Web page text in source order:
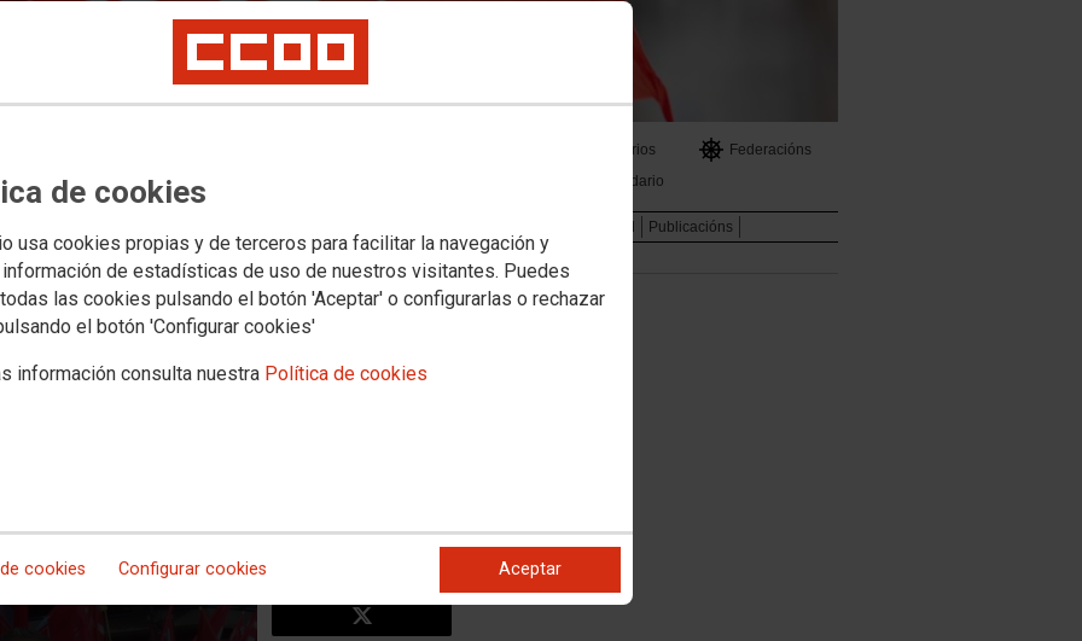
de cookies
usa cookies propias y de terceros para facilitar la navegación y
de estadísticas de uso de nuestros visitantes. Puedes
las cookies pulsando el botón 'Aceptar' o configurarlas o rechazar
el botón 'Configurar cookies'
información consulta nuestra Política de cookies
cookies Configurar cookies Aceptar
Territorios
Federacións
Calendario
Publicacións
de CCOO de Ourense-
a Xosé Gómez Gómez
organización, delegado por Ourense naquel